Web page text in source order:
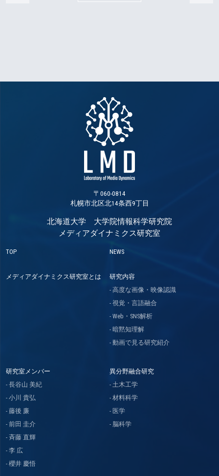
〒060-0814
札幌市北区北14条西9丁目
北海道大学 大学院情報科学研究院
メディアダイナミクス研究室
TOP NEWS
メディアダイナミクス研究室とは
研究内容
高度な画像・映像認識
視覚・言語融合
Web・SNS解析
暗黙知理解
動画で見る研究紹介
研究室メンバー
長谷山 美紀
小川 貴弘
藤後 廉
前田 圭介
斉藤 直輝
李 広
櫻井 慶悟
異分野融合研究
土木工学
材料科学
医学
脳科学